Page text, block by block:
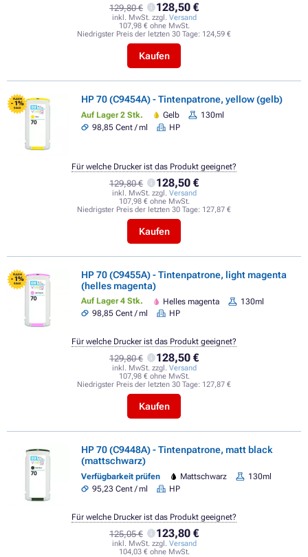
129,80 € 128,50 €
inkl. MwSt. zzgl. Versand
107,98 € ohne MwSt.
Niedrigster Preis der letzten 30 Tage: 124,59 €
Kaufen
FLASH
- 1%
SALE
HP 70 (C9454A) - Tintenpatrone, yellow (gelb)
Auf Lager 2 Stk. Gelb
130ml
98,85 Cent / ml
HP
129,80 € 128,50 €
inkl. MwSt. zzgl. Versand
107,98 € ohne MwSt.
Niedrigster Preis der letzten 30 Tage: 127,87 €
Kaufen
Für welche Drucker ist das Produkt geeignet?
FLASH
- 1%
SALE
HP 70 (C9455A) - Tintenpatrone, light magenta
(helles magenta)
Auf Lager 4 Stk. Helles magenta
130ml
98,85 Cent / ml
HP
129,80 € 128,50 €
inkl. MwSt. zzgl. Versand
107,98 € ohne MwSt.
Niedrigster Preis der letzten 30 Tage: 127,87 €
Kaufen
Für welche Drucker ist das Produkt geeignet?
HP 70 (C9448A) - Tintenpatrone, matt black
(mattschwarz)
Verfügbarkeit prüfen Mattschwarz
130ml
95,23 Cent / ml
HP
125,05 € 123,80 €
inkl. MwSt. zzgl. Versand
104,03 € ohne MwSt.
Für welche Drucker ist das Produkt geeignet?